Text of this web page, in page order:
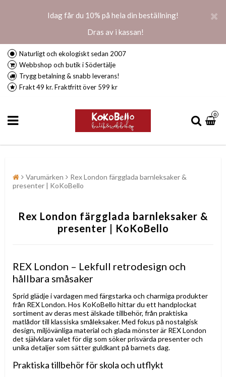
Idag får du 10% på hela din beställning!
Dras av i kassan!
Naturligt och ekologiskt sedan 2007
Webbshop och butik i Södertälje
Trygg betalning & snabb leverans!
Frakt 49 kr. Fraktfritt över 599 kr
0
Varumärken
Rex London färgglada barnleksaker &
presenter | KoKoBello
Rex London färgglada barnleksaker &
presenter | KoKoBello
REX London – Lekfull retrodesign och
hållbara småsaker
Sprid glädje i vardagen med färgstarka och charmiga produkter
från REX London. Hos KoKoBello hittar du ett handplockat
sortiment av deras mest älskade tillbehör, från praktiska
matlådor till klassiska småleksaker. Med fokus på nostalgisk
design, miljövänliga material och glada mönster är REX London
det självklara valet för dig som söker prisvärda presenter och
unika detaljer som sätter guldkant på barnets dag.
Praktiska tillbehör för skola och utflykt